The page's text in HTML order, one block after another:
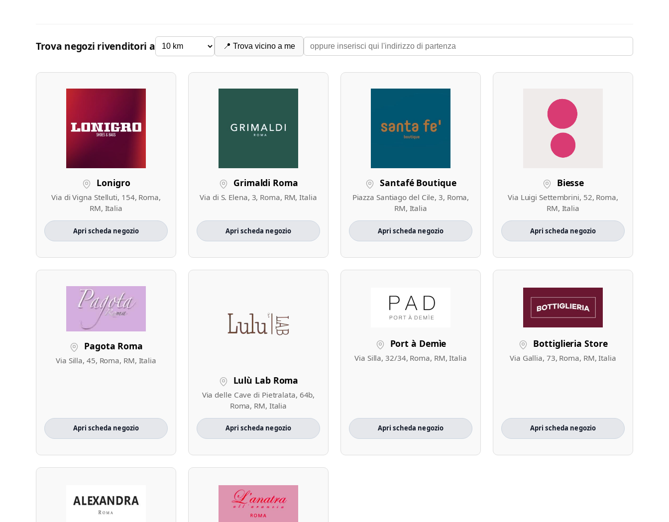
Trova negozi rivenditori a 📍 Trova vicino a me
Lonigro
Via di Vigna Stelluti, 154, Roma,
RM, Italia
Apri scheda negozio
Grimaldi Roma
Via di S. Elena, 3, Roma, RM, Italia
Apri scheda negozio
Santafé Boutique
Piazza Santiago del Cile, 3, Roma,
RM, Italia
Apri scheda negozio
Biesse
Via Luigi Settembrini, 52, Roma,
RM, Italia
Apri scheda negozio
Pagota Roma
Via Silla, 45, Roma, RM, Italia
Apri scheda negozio
Lulù Lab Roma
Via delle Cave di Pietralata, 64b,
Roma, RM, Italia
Apri scheda negozio
Port à Demìe
Via Silla, 32/34, Roma, RM, Italia
Apri scheda negozio
Bottiglieria Store
Via Gallia, 73, Roma, RM, Italia
Apri scheda negozio